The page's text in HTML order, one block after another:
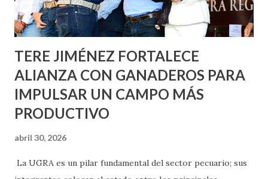
los edificios FOVISSSTE Ojo de Agua, en la comunidad
Norias de Paso Hondo y en los edificios de...
TERE JIMÉNEZ FORTALECE
ALIANZA CON GANADEROS PARA
IMPULSAR UN CAMPO MÁS
PRODUCTIVO
abril 30, 2026
La UGRA es un pilar fundamental del sector pecuario; sus